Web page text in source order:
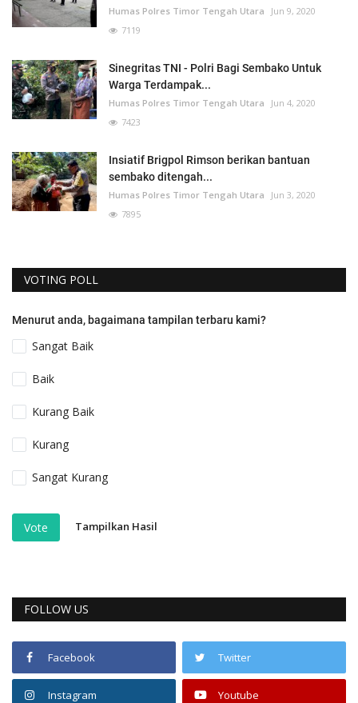
Humas Polres Timor Tengah Utara
Jun 9, 2020
7119
Sinegritas TNI - Polri Bagi Sembako Untuk
Warga Terdampak...
Humas Polres Timor Tengah Utara
Jun 4, 2020
7423
Insiatif Brigpol Rimson berikan bantuan
sembako ditengah...
Humas Polres Timor Tengah Utara
Jun 3, 2020
7895
VOTING POLL
Menurut anda, bagaimana tampilan terbaru kami?
Sangat Baik
Baik
Kurang Baik
Kurang
Sangat Kurang
Vote Tampilkan Hasil
FOLLOW US
Facebook Twitter
Instagram Youtube